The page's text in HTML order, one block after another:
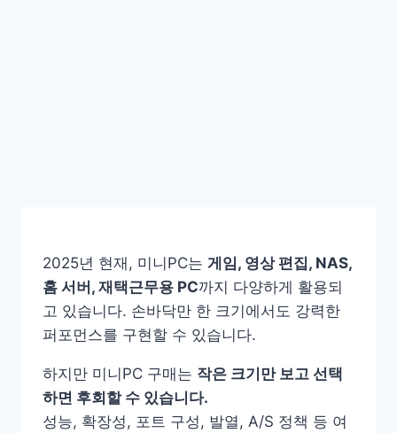
2025년 현재, 미니PC는 게임, 영상 편집, NAS,
홈 서버, 재택근무용 PC까지 다양하게 활용되
고 있습니다. 손바닥만 한 크기에서도 강력한
퍼포먼스를 구현할 수 있습니다.
하지만 미니PC 구매는 작은 크기만 보고 선택
하면 후회할 수 있습니다.
성능, 확장성, 포트 구성, 발열, A/S 정책 등 여